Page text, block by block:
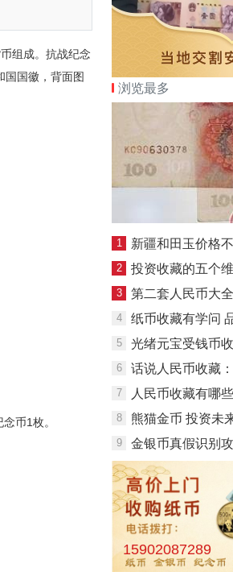
组成。抗战纪念
国国徽，背面图
币1枚。
浏览最多
1 新疆和田玉价格
2 投资收藏的五个
3 第二套人民币大
4 纸币收藏有学问
5 光绪元宝受钱币
6 话说人民币收藏：
7 人民币收藏有哪
8 熊猫金币 投资未
9 金银币真假识别
15902087289